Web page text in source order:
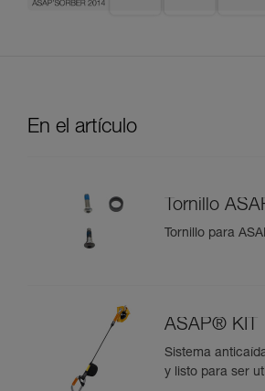
En el artículo
Tornillo
Tornillo para
ASAP® KIT
Sistema
y listo para ser